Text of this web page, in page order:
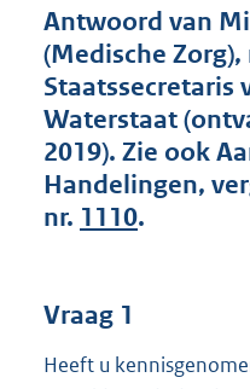
Antwoord van
(Medische
Staatssecretaris
Waterstaat
2019). Zie ook
Handelingen,
nr. 1110.
Vraag 1
Heeft u